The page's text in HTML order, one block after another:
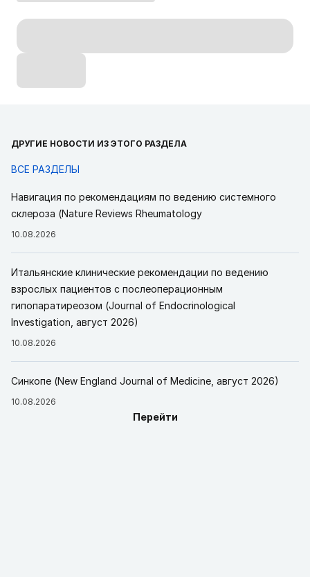
ДРУГИЕ НОВОСТИ ИЗ ЭТОГО РАЗДЕЛА
ВСЕ РАЗДЕЛЫ
Навигация по рекомендациям по ведению системного
склероза (Nature Reviews Rheumatology
10.08.2026
Итальянские клинические рекомендации по ведению
взрослых пациентов с послеоперационным
гипопаратиреозом (Journal of Endocrinological
Investigation, август 2026)
10.08.2026
Синкопе (New England Journal of Medicine, август 2026)
10.08.2026
Перейти